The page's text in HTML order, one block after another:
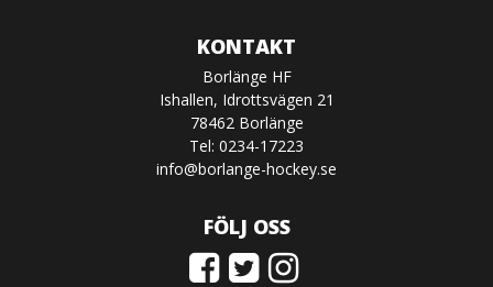
KONTAKT
Borlänge HF
Ishallen, Idrottsvägen 21
78462 Borlänge
Tel: 0234-17223
info@borlange-hockey.se
FÖLJ OSS